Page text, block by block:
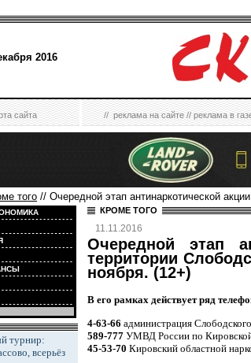
2016
сайта //реклама на сайте//реклама в
того // Очередной этап антинаркотической
турнир:
всерьёз
КРОМЕ ТОГО
11.11.2016
Очередной этап
территории
ноября. (12+)
В его рамках действует ряд
4-63-66 администрация
589-777 УМВД России по Кировской
45-53-70 Кировский областной